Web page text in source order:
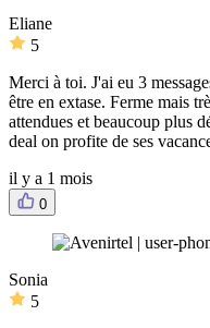
Eliane
5
Merci à toi. J'ai eu 3
être en extase. Ferme mais
attendues et beaucoup plus
deal on profite de ses
il y a 1 mois
0
Sonia
5